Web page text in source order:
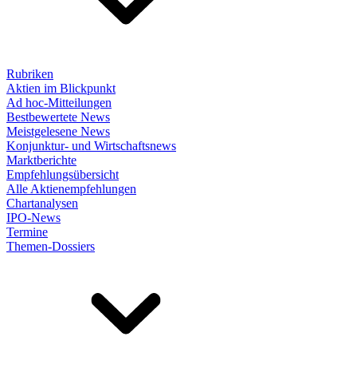
Rubriken
Aktien im Blickpunkt
Ad hoc-Mitteilungen
Bestbewertete News
Meistgelesene News
Konjunktur- und Wirtschaftsnews
Marktberichte
Empfehlungsübersicht
Alle Aktienempfehlungen
Chartanalysen
IPO-News
Termine
Themen-Dossiers